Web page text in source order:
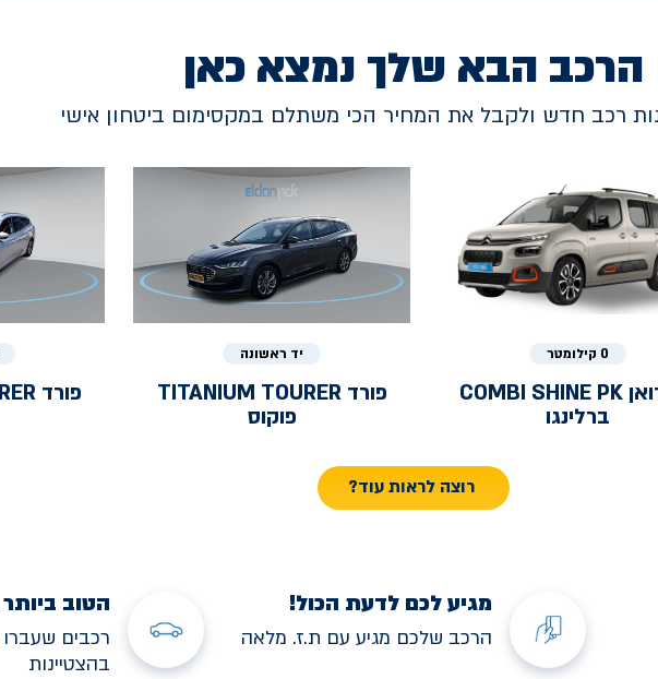
הרכב הבא שלך נמצא כאן
רכב חדש ולקבל את המחיר הכי משתלם במקסימום ביטחון אישי
0 קילומטר
COMBI SHINE PK
ברלינגו
יד ראשונה
פורד TITANIUM TOURER
פוקוס
פורד
רוצה לראות עוד?
מגיע לכם לדעת הכול!
הרכב שלכם מגיע עם ת.ז. מלאה
הטוב
רכבים
בהצטיינות